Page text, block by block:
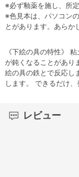
※必ず釉薬を施し、所
※色見本は、パソコン
とがあります。あらか
《下絵の具の特性》
が鈍くなることがあり
絵の具の鉄とで反応し
します。 できるだけ
レビュー